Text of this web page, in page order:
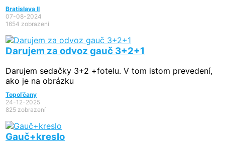
Bratislava II
07-08-2024
1654 zobrazení
Darujem za odvoz gauč 3+2+1
Darujem sedačky 3+2 +fotelu. V tom istom prevedení,
ako je na obrázku
Topoľčany
24-12-2025
825 zobrazení
Gauč+kreslo